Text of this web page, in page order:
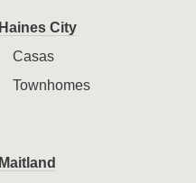
Haines City
Casas
Townhomes
Maitland